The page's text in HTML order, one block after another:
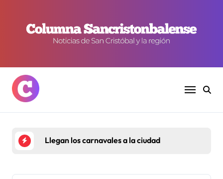
contenido
Llegan los carnavales a la ciudad